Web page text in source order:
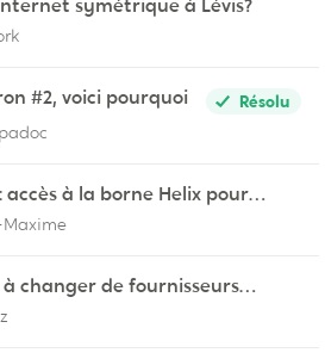
symétrique à Lévis?
#2, voici pourquoi
Résolu
accès à la borne Helix pour
Black Ops 2
à changer de fournisseurs…